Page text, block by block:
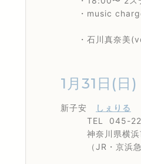
・music
・石川真奈美
1月31日(日)
新子安
しぇりる
TEL 045-
神奈川県横浜市
（JR・京浜急行